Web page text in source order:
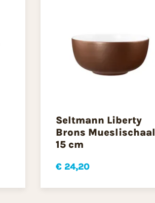
Seltmann Liberty
Brons Mueslischaal
15 cm
€ 24,20